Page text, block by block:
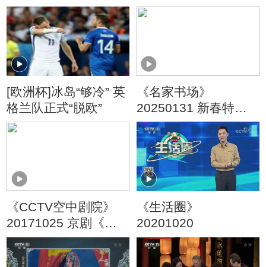
[欧洲杯]冰岛“够冷” 英
格兰队正式“脱欧”
《名家书场》
20250131 新春特辑
《笑口常开》
《CCTV空中剧院》
20171025 京剧《锁
麟囊》（访谈）
《生活圈》
20201020